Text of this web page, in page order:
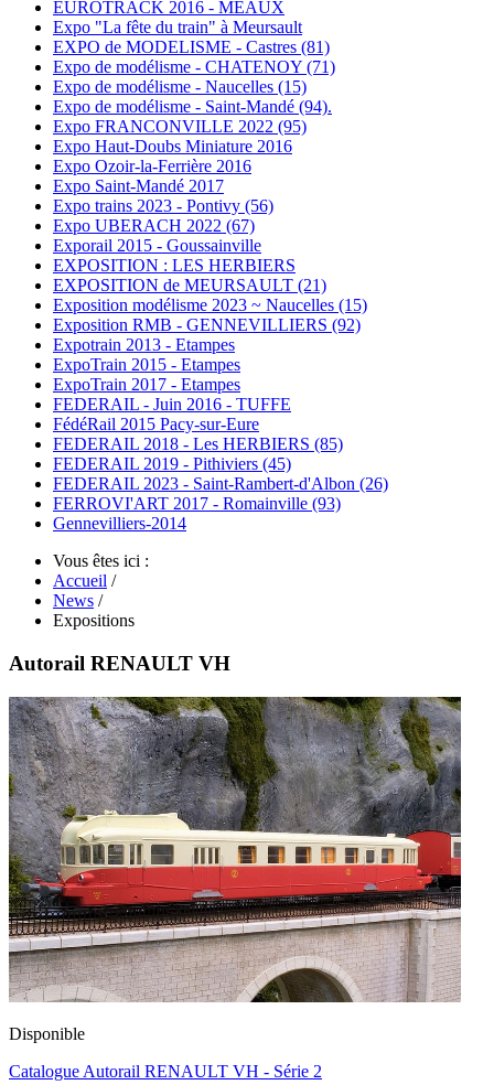
EUROTRACK 2016 - MEAUX
Expo "La fête du train" à Meursault
EXPO de MODELISME - Castres (81)
Expo de modélisme - CHATENOY (71)
Expo de modélisme - Naucelles (15)
Expo de modélisme - Saint-Mandé (94).
Expo FRANCONVILLE 2022 (95)
Expo Haut-Doubs Miniature 2016
Expo Ozoir-la-Ferrière 2016
Expo Saint-Mandé 2017
Expo trains 2023 - Pontivy (56)
Expo UBERACH 2022 (67)
Exporail 2015 - Goussainville
EXPOSITION : LES HERBIERS
EXPOSITION de MEURSAULT (21)
Exposition modélisme 2023 ~ Naucelles (15)
Exposition RMB - GENNEVILLIERS (92)
Expotrain 2013 - Etampes
ExpoTrain 2015 - Etampes
ExpoTrain 2017 - Etampes
FEDERAIL - Juin 2016 - TUFFE
FédéRail 2015 Pacy-sur-Eure
FEDERAIL 2018 - Les HERBIERS (85)
FEDERAIL 2019 - Pithiviers (45)
FEDERAIL 2023 - Saint-Rambert-d'Albon (26)
FERROVI'ART 2017 - Romainville (93)
Gennevilliers-2014
Vous êtes ici :
Accueil /
News /
Expositions
Autorail RENAULT VH
Disponible
Catalogue Autorail RENAULT VH - Série 2